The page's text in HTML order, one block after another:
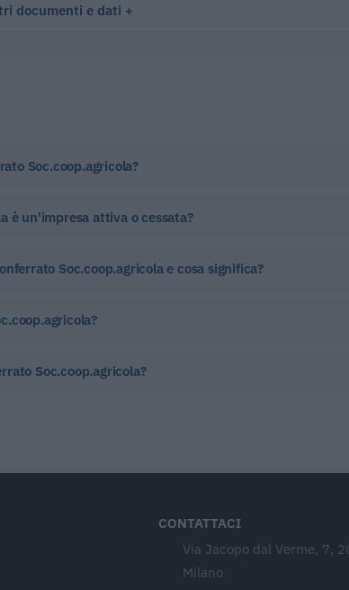
documenti e dati
Soc.coop.agricola?
è un'impresa attiva o cessata?
Soc.coop.agricola e cosa significa?
Soc.coop.agricola?
CONTATTACI
Via Jacopo dal Verme, 7,
Milano